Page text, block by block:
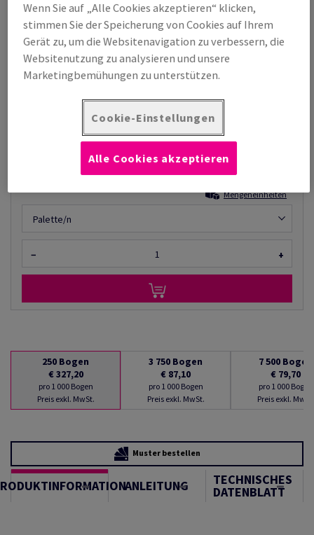
Novatech, Matt, beidseitig gestrichen, weiss, holzfrei ECF, 150g/m2,
460mm x 650mm, SB, Pal. zu 15000 Bogen ungeriest, abgesteckt zu
250 Bogen, FSC Mix Credit
Produktinformation
Produkt weiterempfehlen
76,77% Rabatt
Mengeneinheiten
Palette/n
− +
250 Bogen
€ 327,20
pro 1 000 Bogen
Preis exkl. MwSt.
3 750 Bogen
€ 87,10
pro 1 000 Bogen
Preis exkl. MwSt.
7 500 Bogen
€ 79,70
pro 1 000 Bogen
Preis exkl. MwSt.
Muster bestellen
ANLEITUNG TECHNISCHES
DATENBLATT
Wenn Sie auf „Alle Cookies akzeptieren“ klicken,
stimmen Sie der Speicherung von Cookies auf Ihrem
Gerät zu, um die Websitenavigation zu verbessern, die
Websitenutzung zu analysieren und unsere
Marketingbemühungen zu unterstützen.
Cookie-Einstellungen
Alle Cookies akzeptieren